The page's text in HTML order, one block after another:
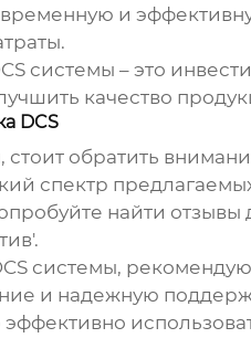
и
системы – это
качество
DCS
стоит обратить
спектр
найти
системы, рекомендую
и надежную